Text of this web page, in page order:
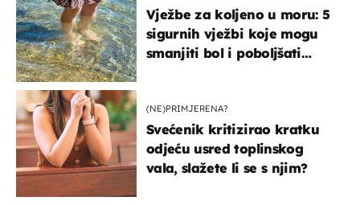
Vježbe za koljeno u moru: 5
sigurnih vježbi koje mogu
smanjiti bol i poboljšati
(NE)PRIMJERENA?
Svećenik kritizirao kratku
odjeću usred toplinskog
vala, slažete li se s njim?